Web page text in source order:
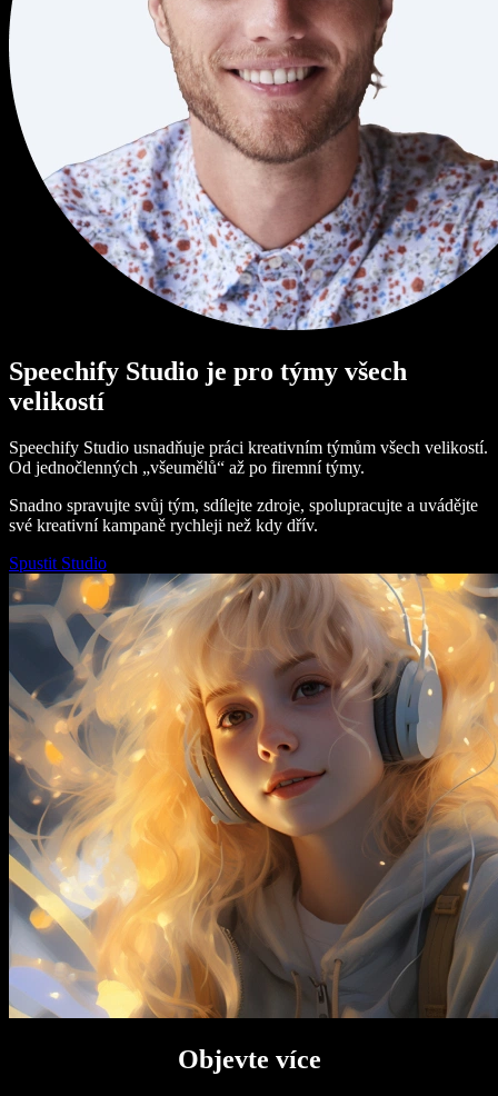
Speechify Studio je pro týmy všech
velikostí
Speechify Studio usnadňuje práci kreativním týmům všech velikostí.
Od jednočlenných „všeumělů“ až po firemní týmy.
Snadno spravujte svůj tým, sdílejte zdroje, spolupracujte a uvádějte
své kreativní kampaně rychleji než kdy dřív.
Spustit Studio
Objevte více